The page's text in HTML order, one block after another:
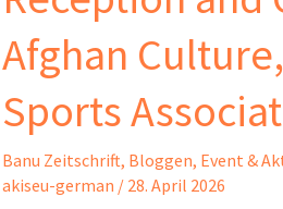
Afghan
Sports
Banu Zeitschrift, Bloggen, Event &
akiseu-german / 28. April 2026
in
Afghanistan
Reception
and
Conference
of
the